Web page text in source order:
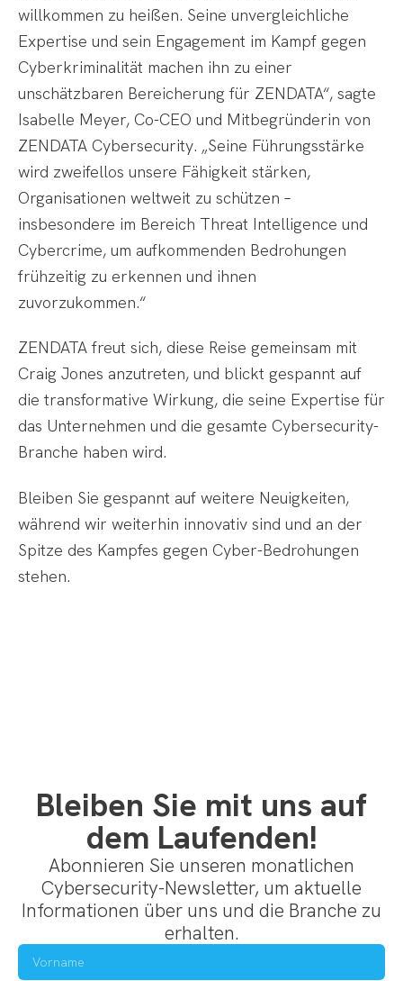
willkommen zu heißen. Seine unvergleichliche
Expertise und sein Engagement im Kampf gegen
Cyberkriminalität machen ihn zu einer
unschätzbaren Bereicherung für ZENDATA“, sagte
Isabelle Meyer, Co-CEO und Mitbegründerin von
ZENDATA Cybersecurity. „Seine Führungsstärke
wird zweifellos unsere Fähigkeit stärken,
Organisationen weltweit zu schützen –
insbesondere im Bereich Threat Intelligence und
Cybercrime, um aufkommenden Bedrohungen
frühzeitig zu erkennen und ihnen
zuvorzukommen.“
ZENDATA freut sich, diese Reise gemeinsam mit
Craig Jones anzutreten, und blickt gespannt auf
die transformative Wirkung, die seine Expertise für
das Unternehmen und die gesamte Cybersecurity-
Branche haben wird.
Bleiben Sie gespannt auf weitere Neuigkeiten,
während wir weiterhin innovativ sind und an der
Spitze des Kampfes gegen Cyber-Bedrohungen
stehen.
Bleiben Sie mit uns auf
dem Laufenden!
Abonnieren Sie unseren monatlichen
Cybersecurity-Newsletter, um aktuelle
Informationen über uns und die Branche zu
erhalten.